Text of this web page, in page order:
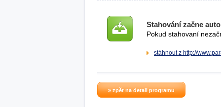
Stahování začne
Pokud stahovaní
stáhnout z http://
» zpět na detail programu